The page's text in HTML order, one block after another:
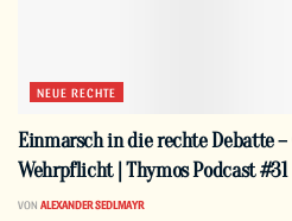
NEUE RECHTE
Einmarsch in die rechte Debatte
Wehrpflicht | Thymos Podcast #31
VON ALEXANDER SEDLMAYR